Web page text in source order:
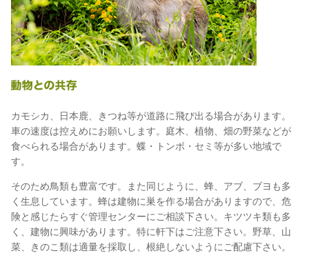
カモシカ、日本鹿、きつね等が道路に飛び出る場合があります。
車の速度は控えめにお願いします。庭木、植物、畑の野菜などが
食べられる場合があります。蝶・トンボ・セミ等が多い地域で
す。
そのため鳥類も豊富です。また同じように、蜂、アブ、ブヨも多
く生息しています。蜂は建物に巣を作る場合がありますので、危
険と感じたらすぐ管理センターにご相談下さい。キツツキ類も多
く、建物に興味があります。特に軒下はご注意下さい。野草、山
菜、きのこ類は適量を採取し、根絶しないようにご配慮下さい。